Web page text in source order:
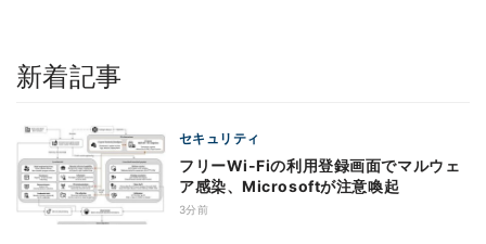
新着記事
セキュリティ
フリーWi-Fiの利用登録画面でマルウェ
ア感染、Microsoftが注意喚起
3分前